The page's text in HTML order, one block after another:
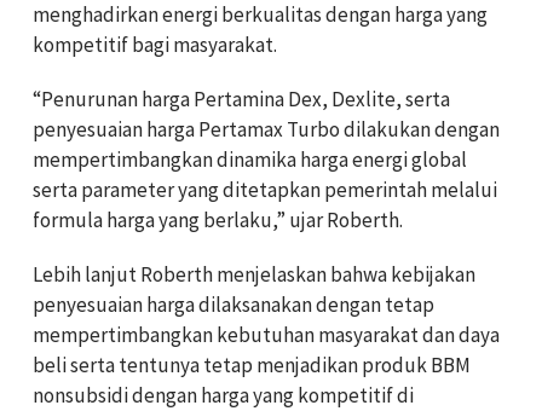
menghadirkan energi berkualitas dengan harga yang
kompetitif bagi masyarakat.
“Penurunan harga Pertamina Dex, Dexlite, serta
penyesuaian harga Pertamax Turbo dilakukan dengan
mempertimbangkan dinamika harga energi global
serta parameter yang ditetapkan pemerintah melalui
formula harga yang berlaku,” ujar Roberth.
Lebih lanjut Roberth menjelaskan bahwa kebijakan
penyesuaian harga dilaksanakan dengan tetap
mempertimbangkan kebutuhan masyarakat dan daya
beli serta tentunya tetap menjadikan produk BBM
nonsubsidi dengan harga yang kompetitif di